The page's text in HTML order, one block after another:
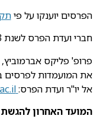
הפרסים יוענקו על פי
חברי ועדת הפרס לשנת 2013 הם:
פרופ' פליקס אברמוביץ,
את המועמדות לפרסים
אל יו"ר ועדת הפרס:felix@post.tau.ac.il
המועד האחרון להגשת